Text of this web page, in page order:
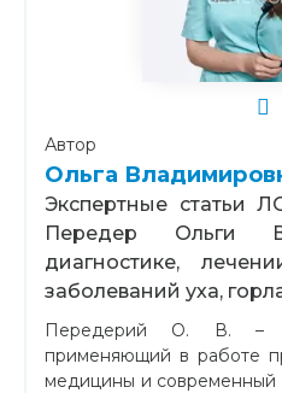
Автор
Ольга
Экспертные статьи
Передер Ольги
диагностике,
заболеваний уха,
Передерий О. В. –
применяющий в работе
медицины и современный